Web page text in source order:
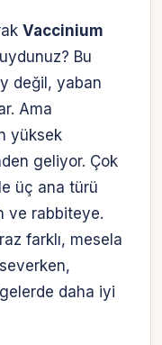
Vaccinium
Bu
değil, yaban
Ama
yüksek
geliyor. Çok
üç ana türü
ve rabbiteye.
farklı, mesela
daha iyi